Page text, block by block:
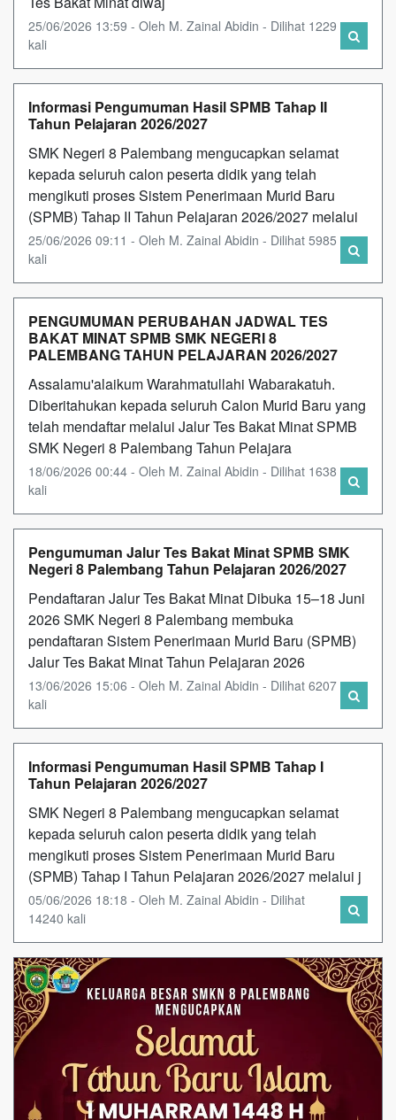
25/06/2026 13:59 - Oleh M. Zainal Abidin - Dilihat 1229
kali
Informasi Pengumuman Hasil SPMB Tahap II
Tahun Pelajaran 2026/2027
SMK Negeri 8 Palembang mengucapkan selamat
kepada seluruh calon peserta didik yang telah
mengikuti proses Sistem Penerimaan Murid Baru
(SPMB) Tahap II Tahun Pelajaran 2026/2027 melalui
25/06/2026 09:11 - Oleh M. Zainal Abidin - Dilihat 5985
kali
PENGUMUMAN PERUBAHAN JADWAL TES
BAKAT MINAT SPMB SMK NEGERI 8
PALEMBANG TAHUN PELAJARAN 2026/2027
Assalamu'alaikum Warahmatullahi Wabarakatuh.
Diberitahukan kepada seluruh Calon Murid Baru yang
telah mendaftar melalui Jalur Tes Bakat Minat SPMB
SMK Negeri 8 Palembang Tahun Pelajara
18/06/2026 00:44 - Oleh M. Zainal Abidin - Dilihat 1638
kali
Pengumuman Jalur Tes Bakat Minat SPMB SMK
Negeri 8 Palembang Tahun Pelajaran 2026/2027
Pendaftaran Jalur Tes Bakat Minat Dibuka 15–18 Juni
2026 SMK Negeri 8 Palembang membuka
pendaftaran Sistem Penerimaan Murid Baru (SPMB)
Jalur Tes Bakat Minat Tahun Pelajaran 2026
13/06/2026 15:06 - Oleh M. Zainal Abidin - Dilihat 6207
kali
Informasi Pengumuman Hasil SPMB Tahap I
Tahun Pelajaran 2026/2027
SMK Negeri 8 Palembang mengucapkan selamat
kepada seluruh calon peserta didik yang telah
mengikuti proses Sistem Penerimaan Murid Baru
(SPMB) Tahap I Tahun Pelajaran 2026/2027 melalui j
05/06/2026 18:18 - Oleh M. Zainal Abidin - Dilihat
14240 kali